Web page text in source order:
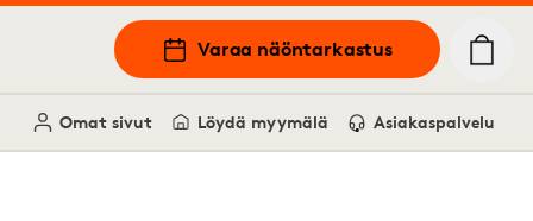
Varaa näöntarkastus
Omat sivut Löydä myymälä Asiakaspalvelu